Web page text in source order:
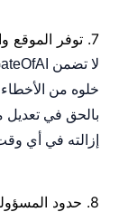
7. توفر الموقع
خلوه من
بالحق في تعديل
إزالته في أي
8. حدود